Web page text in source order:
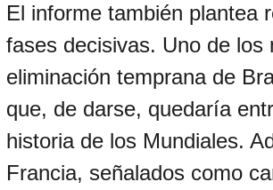
El informe también plantea
fases decisivas. Uno de
eliminación temprana de
que, de darse, quedaría
historia de los Mundiales.
Francia, señalados como